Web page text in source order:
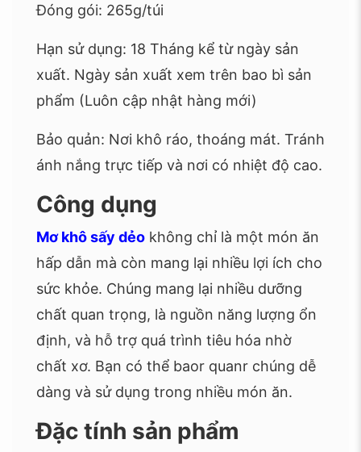
Đóng gói: 265g/túi
Hạn sử dụng: 18 Tháng kể từ ngày sản
xuất. Ngày sản xuất xem trên bao bì sản
phẩm (Luôn cập nhật hàng mới)
Bảo quản: Nơi khô ráo, thoáng mát. Tránh
ánh nắng trực tiếp và nơi có nhiệt độ cao.
Công dụng
Mơ khô sấy dẻo không chỉ là một món ăn
hấp dẫn mà còn mang lại nhiều lợi ích cho
sức khỏe. Chúng mang lại nhiều dưỡng
chất quan trọng, là nguồn năng lượng ổn
định, và hỗ trợ quá trình tiêu hóa nhờ
chất xơ. Bạn có thể baor quanr chúng dễ
dàng và sử dụng trong nhiều món ăn.
Đặc tính sản phẩm